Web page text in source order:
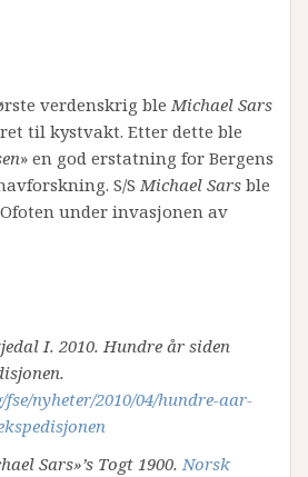
verdenskrig bleMichael Sars
til kystvakt. Etter dette ble
» en god erstatning for Bergens
S/SMichael Sars ble
under invasjonen av
I. 2010. Hundre år siden
nyheter/2010/04/hundre-aar-
Sars»’s Togt 1900.Norsk